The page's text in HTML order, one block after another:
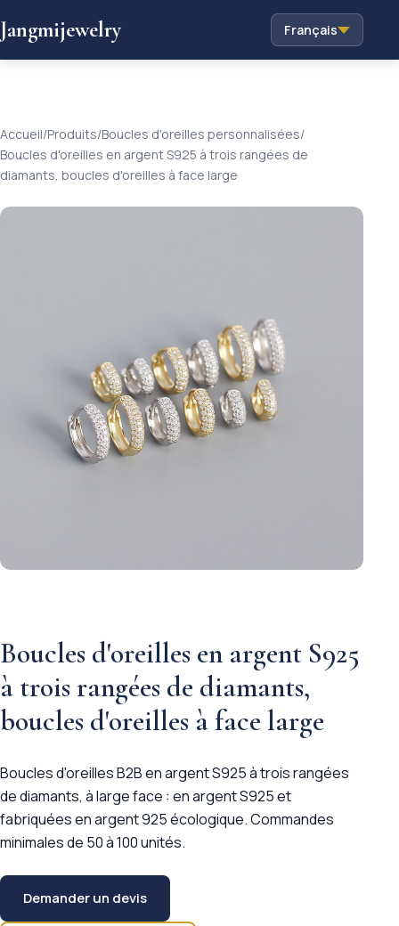
Jangmijewelry Français
Accueil/Produits/Boucles d'oreilles personnalisées/
Boucles d'oreilles en argent S925 à trois rangées de
diamants, boucles d'oreilles à face large
Boucles d'oreilles en argent S925
à trois rangées de diamants,
boucles d'oreilles à face large
Boucles d'oreilles B2B en argent S925 à trois rangées
de diamants, à large face : en argent S925 et
fabriquées en argent 925 écologique. Commandes
minimales de 50 à 100 unités.
Demander un devis